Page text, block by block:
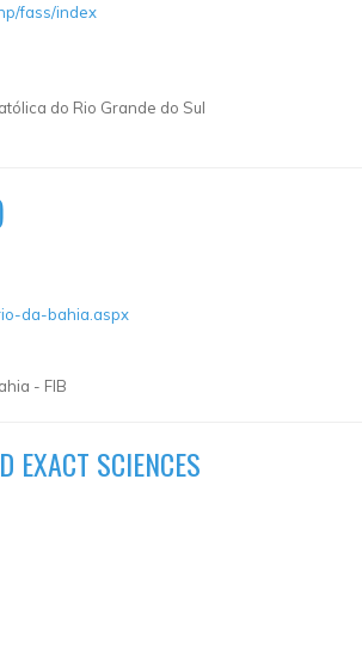
fass/index
do Rio Grande do Sul
da-bahia.aspx
- FIB
EXACT SCIENCES